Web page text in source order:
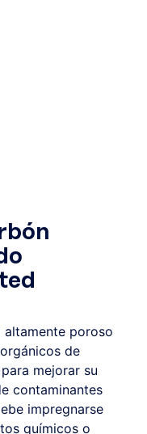
altamente poroso
de
mejorar su
contaminantes
impregnarse
químicos o